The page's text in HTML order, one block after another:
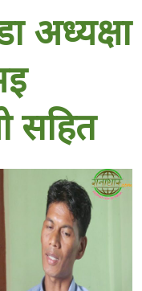
अध्यक्षा
सहित